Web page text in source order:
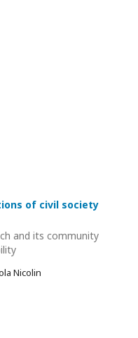
of civil society
and its community
Nicolin